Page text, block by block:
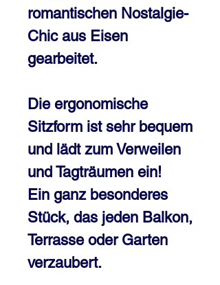
romantischen Nostalgie-
Chic aus Eisen
gearbeitet.
Die ergonomische
Sitzform ist sehr bequem
und lädt zum Verweilen
und Tagträumen ein!
Ein ganz besonderes
Stück, das jeden Balkon,
Terrasse oder Garten
verzaubert.